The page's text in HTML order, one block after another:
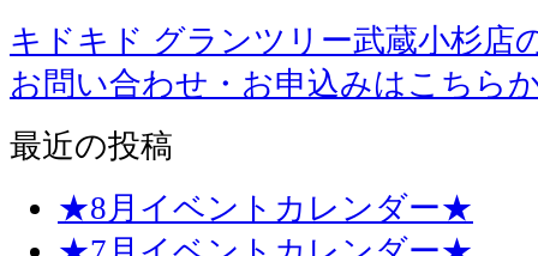
キドキド グランツリー武蔵小杉店
お問い合わせ・お申込みはこちら
最近の投稿
★8月イベントカレンダー★